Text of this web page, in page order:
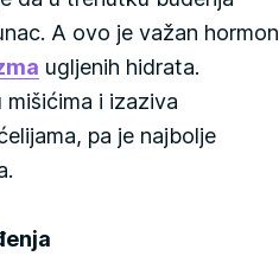
A ovo je važan hormon
ugljenih hidrata.
i izaziva
pa je najbolje